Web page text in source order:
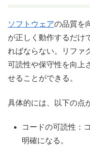
ソフトウェアの品質を
が正しく動作するだけ
ればならない。リファ
可読性や保守性を向上
せることができる。
具体的には、以下の点
コードの可読性：
明確になる。